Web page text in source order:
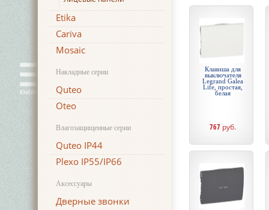
Etika
Cariva
Mosaic
Накладные серии
Quteo
Oteo
Влагозащищенные серии
Quteo IP44
Plexo IP55/IP66
Аксессуары
Дверные звонки
Клавиша для
выключателя
Legrand Galea
Life, простая,
белая
767 руб.